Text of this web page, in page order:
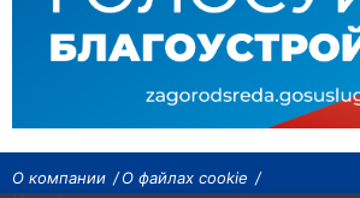
О компании
О файлах cookie